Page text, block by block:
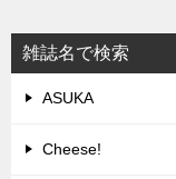
雑誌名で検索
ASUKA
Cheese!